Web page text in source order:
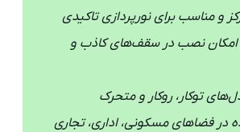
و مناسب برای نورپردازی تاکیدی
امکان نصب در سقف‌های کاذب و
توکار، روکار و متحرک
در فضاهای مسکونی، اداری، تجاری